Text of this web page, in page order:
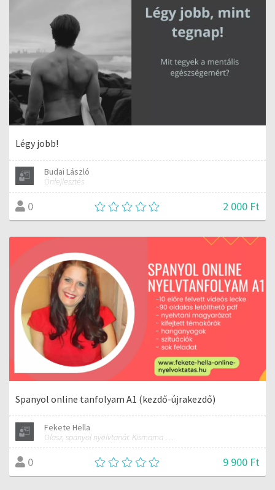
Légy jobb!
Budai László
Önfejlesztés
0 2 000 Ft
Spanyol online tanfolyam A1 (kezdő-újrakezdő)
Fekete Hella
Olasz, spanyol nyelvtanár. Kismama és női jóga oktató.
0 9 900 Ft